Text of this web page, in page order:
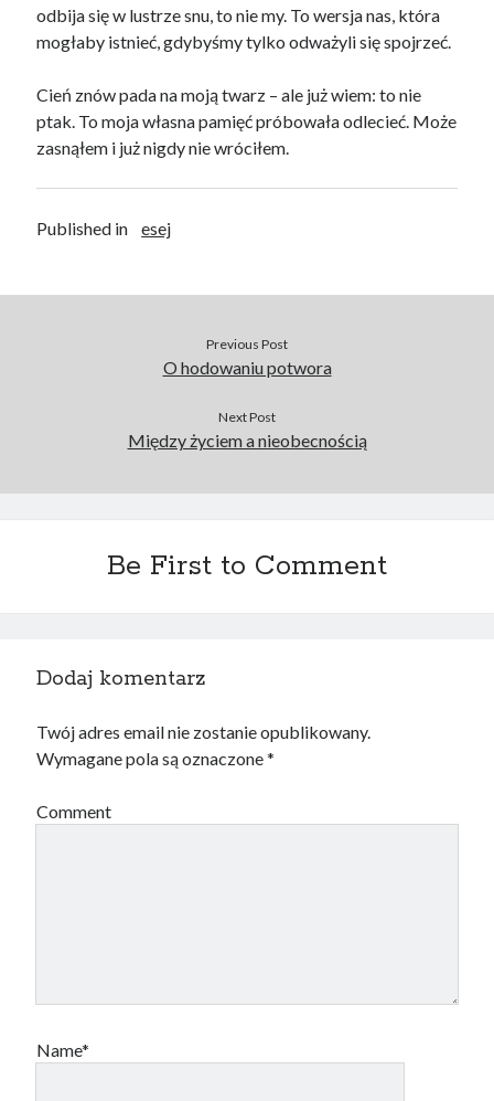
odbija się w lustrze snu, to nie my. To wersja nas, która
mogłaby istnieć, gdybyśmy tylko odważyli się spojrzeć.
Cień znów pada na moją twarz – ale już wiem: to nie
ptak. To moja własna pamięć próbowała odlecieć. Może
zasnąłem i już nigdy nie wróciłem.
Published in esej
Previous Post
O hodowaniu potwora
Next Post
Między życiem a nieobecnością
Be First to Comment
Dodaj komentarz
Twój adres email nie zostanie opublikowany.
Wymagane pola są oznaczone*
Comment
Name*